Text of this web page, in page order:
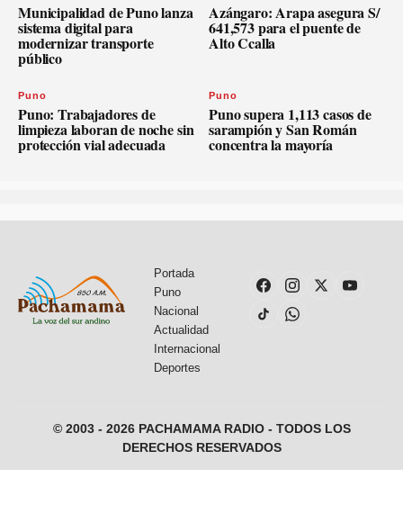
Municipalidad de Puno lanza
sistema digital para
modernizar transporte
público
Azángaro: Arapa asegura S/
641,573 para el puente de
Alto Ccalla
Puno
Puno: Trabajadores de
limpieza laboran de noche sin
protección vial adecuada
Puno
Puno supera 1,113 casos de
sarampión y San Román
concentra la mayoría
Portada
Puno
Nacional
Actualidad
Internacional
Deportes
© 2003 - 2026 PACHAMAMA RADIO - TODOS LOS
DERECHOS RESERVADOS